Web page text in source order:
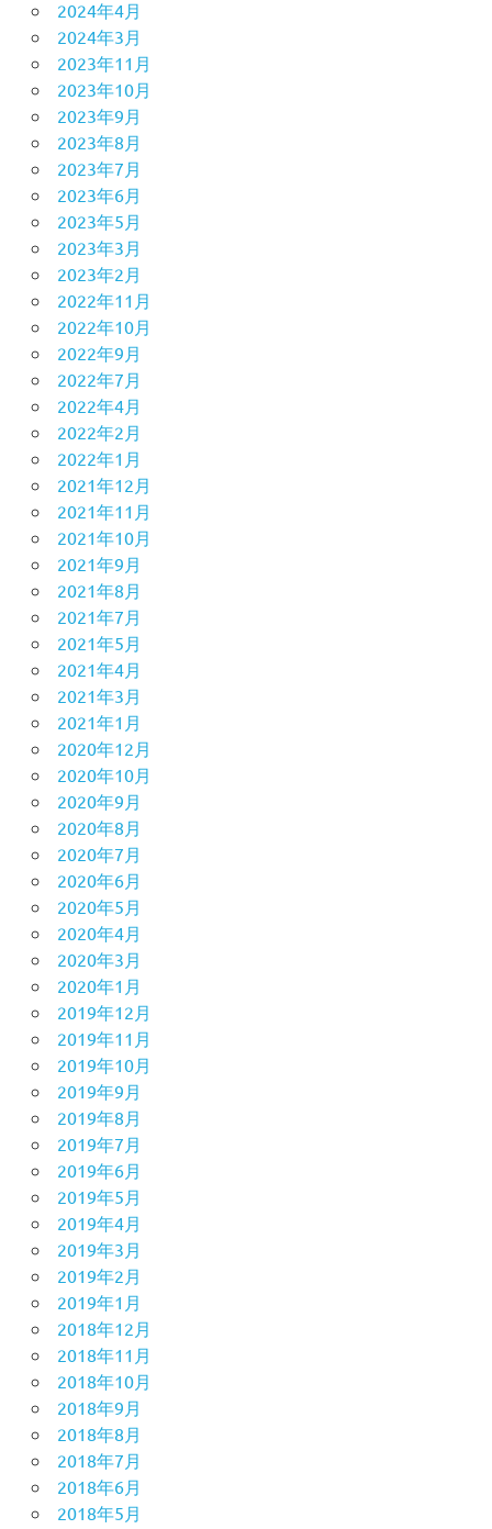
2024年4月
2024年3月
2023年11月
2023年10月
2023年9月
2023年8月
2023年7月
2023年6月
2023年5月
2023年3月
2023年2月
2022年11月
2022年10月
2022年9月
2022年7月
2022年4月
2022年2月
2022年1月
2021年12月
2021年11月
2021年10月
2021年9月
2021年8月
2021年7月
2021年5月
2021年4月
2021年3月
2021年1月
2020年12月
2020年10月
2020年9月
2020年8月
2020年7月
2020年6月
2020年5月
2020年4月
2020年3月
2020年1月
2019年12月
2019年11月
2019年10月
2019年9月
2019年8月
2019年7月
2019年6月
2019年5月
2019年4月
2019年3月
2019年2月
2019年1月
2018年12月
2018年11月
2018年10月
2018年9月
2018年8月
2018年7月
2018年6月
2018年5月